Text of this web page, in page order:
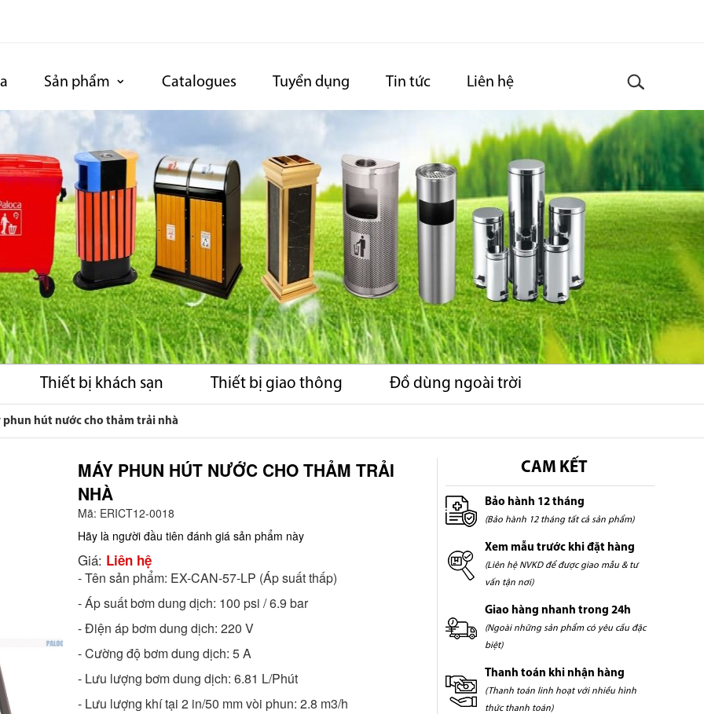
Sản phẩm Catalogues Tuyển dụng Tin tức Liên hệ
Thiết bị khách sạn Thiết bị giao thông Đồ dùng ngoài trời
phun hút nước cho thảm trải nhà
MÁY PHUN HÚT NƯỚC CHO THẢM TRẢI
NHÀ
Mã: ERICT12-0018
Hãy là người đầu tiên đánh giá sản phẩm này
Giá: Liên hệ
- Tên sản phẩm: EX-CAN-57-LP (Áp suất thấp)
- Áp suất bơm dung dịch: 100 psi / 6.9 bar
- Điện áp bơm dung dịch: 220 V
- Cường độ bơm dung dịch: 5 A
- Lưu lượng bơm dung dịch: 6.81 L/Phút
- Lưu lượng khí tại 2 in/50 mm vòi phun: 2.8 m3/h
CAM KẾT
Bảo hành 12 tháng
(Bảo hành 12 tháng tất cả sản phẩm)
Xem mẫu trước khi đặt hàng
(Liên hệ NVKD để được giao mẫu & tư
vấn tận nơi)
Giao hàng nhanh trong 24h
(Ngoài những sản phẩm có yêu cầu đặc
biệt)
Thanh toán khi nhận hàng
(Thanh toán linh hoạt với nhiều hình
thức thanh toán)